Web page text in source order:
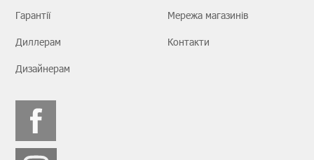
Гарантії
Диллерам
Дизайнерам
Мережа магазинів
Контакти